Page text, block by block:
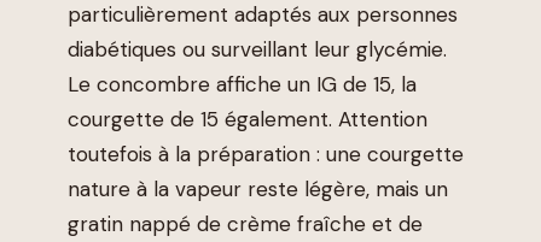
particulièrement adaptés aux personnes
diabétiques ou surveillant leur glycémie.
Le concombre affiche un IG de 15, la
courgette de 15 également. Attention
toutefois à la préparation : une courgette
nature à la vapeur reste légère, mais un
gratin nappé de crème fraîche et de